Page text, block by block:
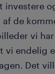
investere
de
vi
vi endelig
Det